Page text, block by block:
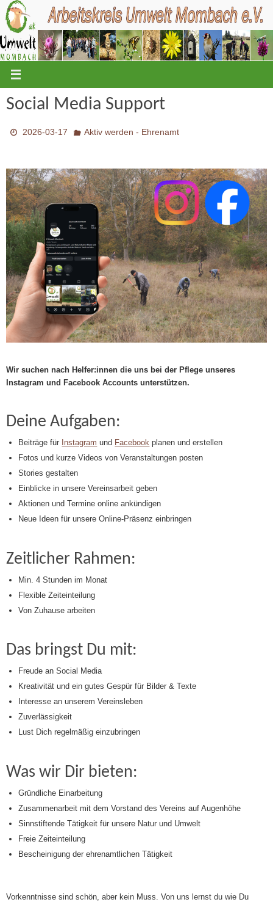
Zum
Inhalt
springen
Social Media Support
2026-03-17 Aktiv werden - Ehrenamt
Wir suchen nach Helfer:innen die uns bei der Pflege unseres
Instagram und Facebook Accounts unterstützen.
Deine Aufgaben:
Beiträge für Instagram und Facebook planen und erstellen
Fotos und kurze Videos von Veranstaltungen posten
Stories gestalten
Einblicke in unsere Vereinsarbeit geben
Aktionen und Termine online ankündigen
Neue Ideen für unsere Online-Präsenz einbringen
Zeitlicher Rahmen:
Min. 4 Stunden im Monat
Flexible Zeiteinteilung
Von Zuhause arbeiten
Das bringst Du mit:
Freude an Social Media
Kreativität und ein gutes Gespür für Bilder & Texte
Interesse an unserem Vereinsleben
Zuverlässigkeit
Lust Dich regelmäßig einzubringen
Was wir Dir bieten:
Gründliche Einarbeitung
Zusammenarbeit mit dem Vorstand des Vereins auf Augenhöhe
Sinnstiftende Tätigkeit für unsere Natur und Umwelt
Freie Zeiteinteilung
Bescheinigung der ehrenamtlichen Tätigkeit
Vorkenntnisse sind schön, aber kein Muss. Von uns lernst du wie Du